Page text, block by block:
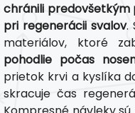
chránili predovšetkým
pri regenerácii svalov.
materiálov, ktoré
pohodlie počas
prietok krvi a kyslíka
skracuje čas